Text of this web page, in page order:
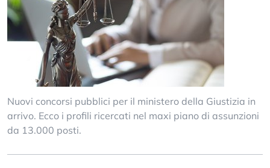
Nuovi concorsi pubblici per il ministero della Giustizia in
arrivo. Ecco i profili ricercati nel maxi piano di assunzioni
da 13.000 posti.